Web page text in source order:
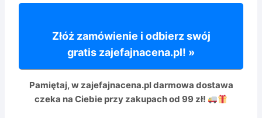
Złóż zamówienie i odbierz swój
gratis zajefajnacena.pl! »
Pamiętaj, w zajefajnacena.pldarmowa dostawa
czeka na Ciebie przy zakupach od 99 zł!